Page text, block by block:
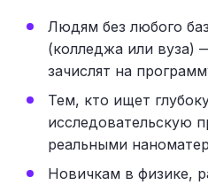
Людям без любого
(колледжа или вуза)
зачислят на
Тем, кто ищет
исследовательскую
реальными
Новичкам в физике,